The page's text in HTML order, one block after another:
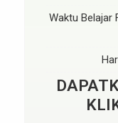
Waktu Belajar